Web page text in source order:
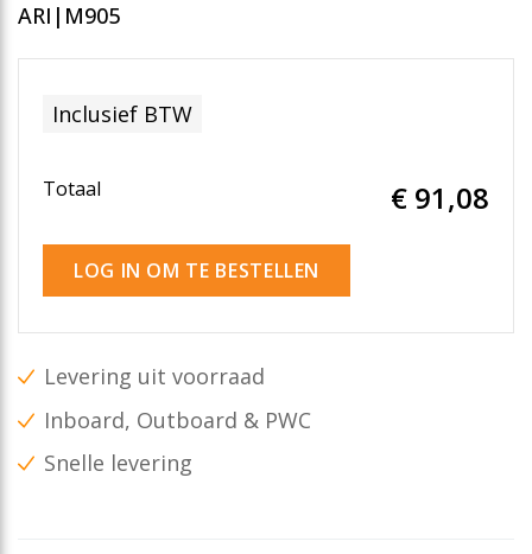
ARI|M905
Inclusief BTW
Totaal € 91,08
LOG IN OM TE BESTELLEN
Levering uit voorraad
Inboard, Outboard & PWC
Snelle levering